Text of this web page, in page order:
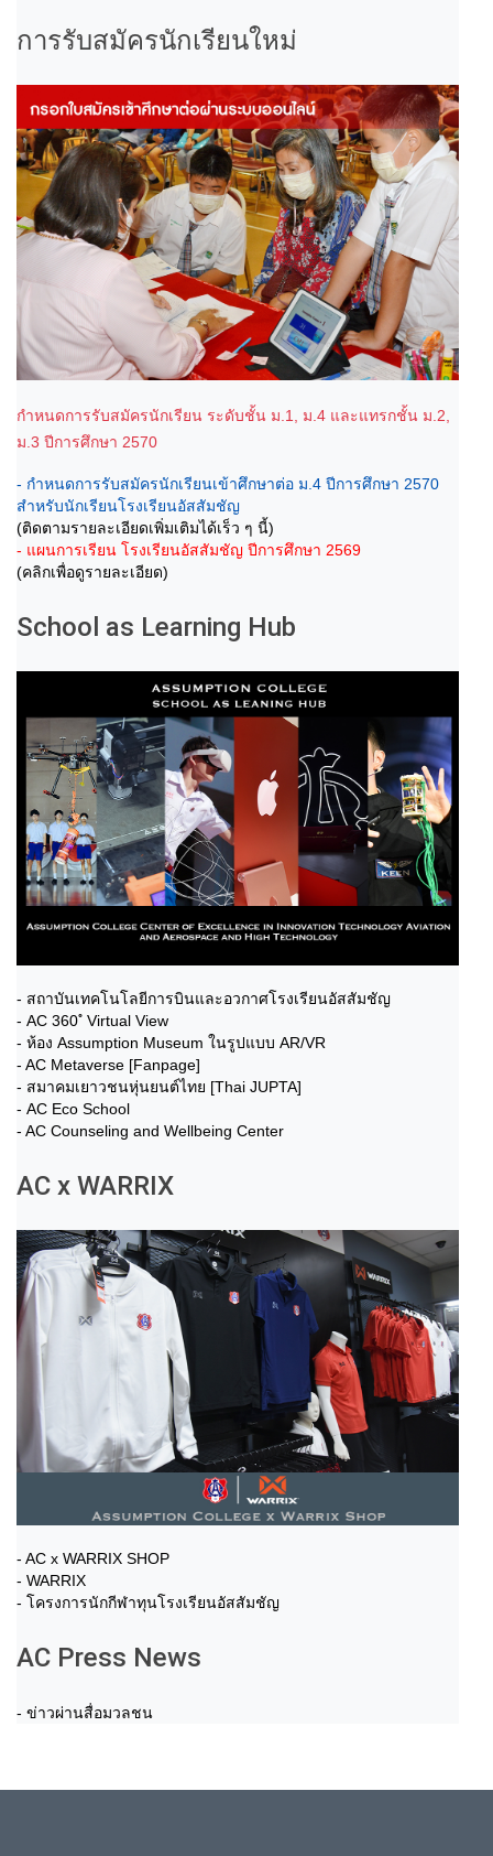
การรับสมัครนักเรียนใหม่
กำหนดการรับสมัครนักเรียน ระดับชั้น ม.1, ม.4 และแทรกชั้น ม.2,
ม.3 ปีการศึกษา 2570
- กำหนดการรับสมัครนักเรียนเข้าศึกษาต่อ ม.4 ปีการศึกษา 2570
สำหรับนักเรียนโรงเรียนอัสสัมชัญ
(ติดตามรายละเอียดเพิ่มเติมได้เร็ว ๆ นี้)
- แผนการเรียน โรงเรียนอัสสัมชัญ ปีการศึกษา 2569
(คลิกเพื่อดูรายละเอียด)
School as Learning Hub
- สถาบันเทคโนโลยีการบินและอวกาศโรงเรียนอัสสัมชัญ
- AC 360 ํ Virtual View
- ห้อง Assumption Museum ในรูปแบบ AR/VR
- AC Metaverse [Fanpage]
- สมาคมเยาวชนหุ่นยนต์ไทย [Thai JUPTA]
- AC Eco School
- AC Counseling and Wellbeing Center
AC x WARRIX
- AC x WARRIX SHOP
- WARRIX
- โครงการนักกีฬาทุนโรงเรียนอัสสัมชัญ
AC Press News
- ข่าวผ่านสื่อมวลชน